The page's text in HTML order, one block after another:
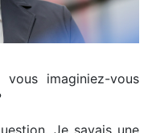
imaginiez-vous